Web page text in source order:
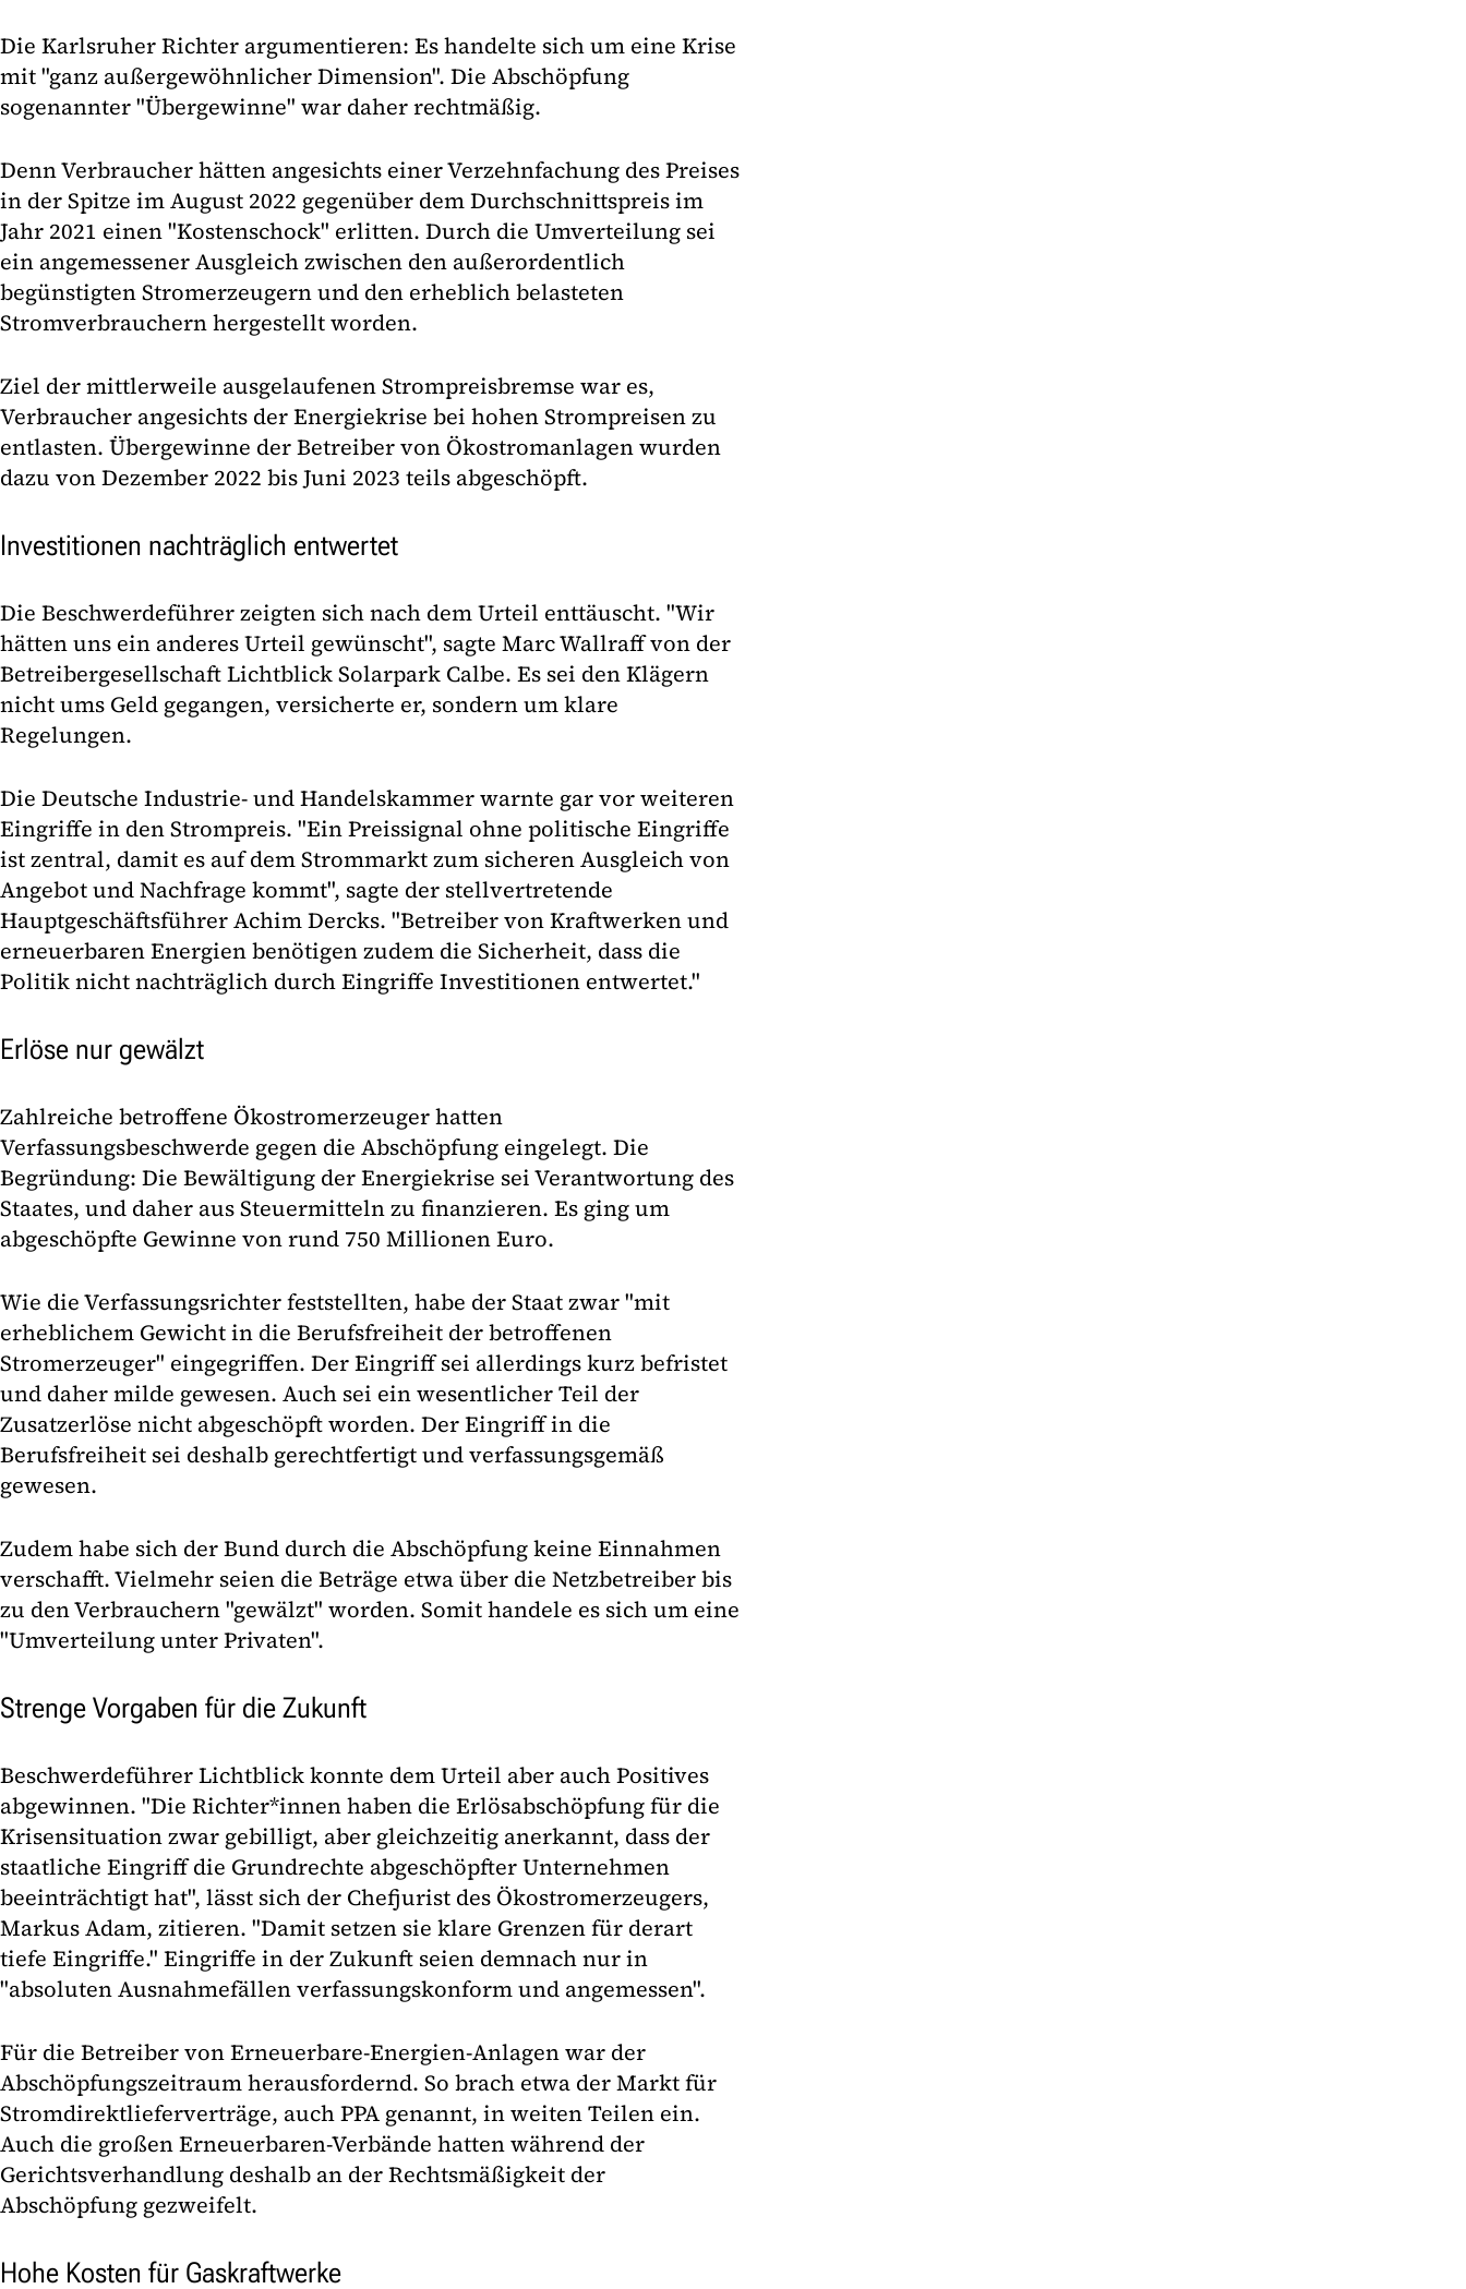
Die Karlsruher Richter argumentieren: Es handelte sich um eine Krise
mit "ganz außergewöhnlicher Dimension". Die Abschöpfung
sogenannter "Übergewinne" war daher rechtmäßig.
Denn Verbraucher hätten angesichts einer Verzehnfachung des Preises
in der Spitze im August 2022 gegenüber dem Durchschnittspreis im
Jahr 2021 einen "Kostenschock" erlitten. Durch die Umverteilung sei
ein angemessener Ausgleich zwischen den außerordentlich
begünstigten Stromerzeugern und den erheblich belasteten
Stromverbrauchern hergestellt worden.
Ziel der mittlerweile ausgelaufenen Strompreisbremse war es,
Verbraucher angesichts der Energiekrise bei hohen Strompreisen zu
entlasten. Übergewinne der Betreiber von Ökostromanlagen wurden
dazu von Dezember 2022 bis Juni 2023 teils abgeschöpft.
Investitionen nachträglich entwertet
Die Beschwerdeführer zeigten sich nach dem Urteil enttäuscht. "Wir
hätten uns ein anderes Urteil gewünscht", sagte Marc Wallraff von der
Betreibergesellschaft Lichtblick Solarpark Calbe. Es sei den Klägern
nicht ums Geld gegangen, versicherte er, sondern um klare
Regelungen.
Die Deutsche Industrie- und Handelskammer warnte gar vor weiteren
Eingriffe in den Strompreis. "Ein Preissignal ohne politische Eingriffe
ist zentral, damit es auf dem Strommarkt zum sicheren Ausgleich von
Angebot und Nachfrage kommt", sagte der stellvertretende
Hauptgeschäftsführer Achim Dercks. "Betreiber von Kraftwerken und
erneuerbaren Energien benötigen zudem die Sicherheit, dass die
Politik nicht nachträglich durch Eingriffe Investitionen entwertet."
Erlöse nur gewälzt
Zahlreiche betroffene Ökostromerzeuger hatten
Verfassungsbeschwerde gegen die Abschöpfung eingelegt. Die
Begründung: Die Bewältigung der Energiekrise sei Verantwortung des
Staates, und daher aus Steuermitteln zu finanzieren. Es ging um
abgeschöpfte Gewinne von rund 750 Millionen Euro.
Wie die Verfassungsrichter feststellten, habe der Staat zwar "mit
erheblichem Gewicht in die Berufsfreiheit der betroffenen
Stromerzeuger" eingegriffen. Der Eingriff sei allerdings kurz befristet
und daher milde gewesen. Auch sei ein wesentlicher Teil der
Zusatzerlöse nicht abgeschöpft worden. Der Eingriff in die
Berufsfreiheit sei deshalb gerechtfertigt und verfassungsgemäß
gewesen.
Zudem habe sich der Bund durch die Abschöpfung keine Einnahmen
verschafft. Vielmehr seien die Beträge etwa über die Netzbetreiber bis
zu den Verbrauchern "gewälzt" worden. Somit handele es sich um eine
"Umverteilung unter Privaten".
Strenge Vorgaben für die Zukunft
Beschwerdeführer Lichtblick konnte dem Urteil aber auch Positives
abgewinnen. "Die Richter*innen haben die Erlösabschöpfung für die
Krisensituation zwar gebilligt, aber gleichzeitig anerkannt, dass der
staatliche Eingriff die Grundrechte abgeschöpfter Unternehmen
beeinträchtigt hat", lässt sich der Chefjurist des Ökostromerzeugers,
Markus Adam, zitieren. "Damit setzen sie klare Grenzen für derart
tiefe Eingriffe." Eingriffe in der Zukunft seien demnach nur in
"absoluten Ausnahmefällen verfassungskonform und angemessen".
Für die Betreiber von Erneuerbare-Energien-Anlagen war der
Abschöpfungszeitraum herausfordernd. So brach etwa der Markt für
Stromdirektlieferverträge, auch PPA genannt, in weiten Teilen ein.
Auch die großen Erneuerbaren-Verbände hatten während der
Gerichtsverhandlung deshalb an der Rechtsmäßigkeit der
Abschöpfung gezweifelt.
Hohe Kosten für Gaskraftwerke